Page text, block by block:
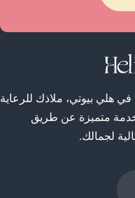
هلي بيوتي، ملاذك للرعاية
خدمة متميزة عن طريق
لجمالك.